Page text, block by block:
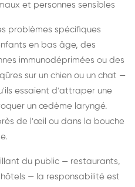
et personnes sensibles
problèmes spécifiques
en bas âge, des
immunodéprimées ou des
sur un chien ou un chat —
essaient d'attraper une
un œdème laryngé.
de l'œil ou dans la bouche
du public — restaurants,
— la responsabilité est